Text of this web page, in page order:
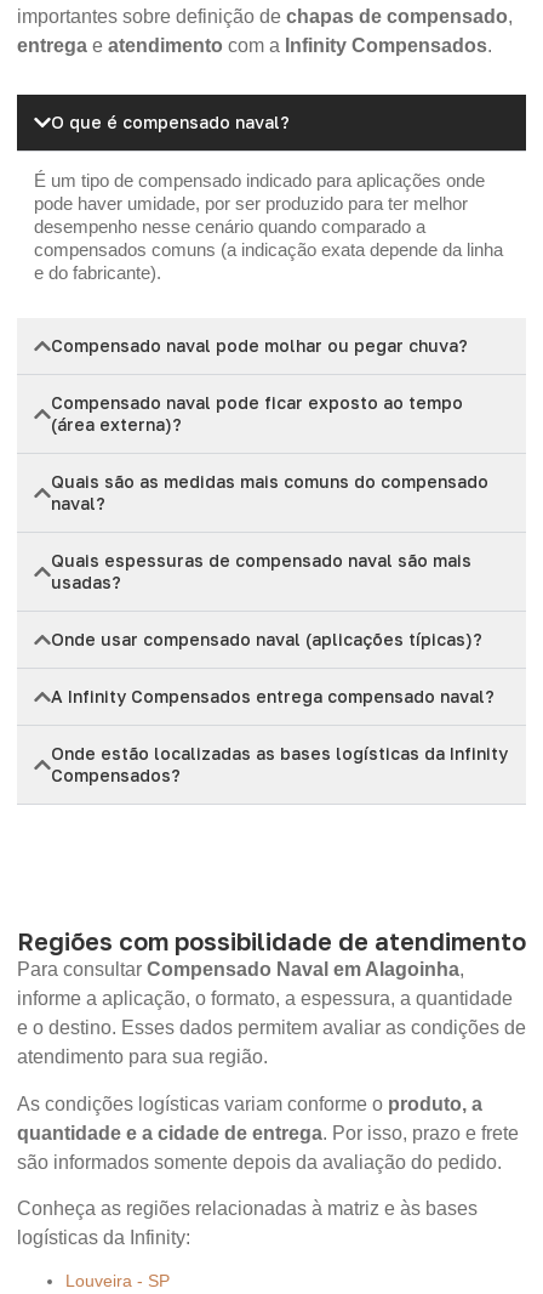
importantes sobre definição de chapas de compensado,
entrega e atendimento com a Infinity Compensados.
O que é compensado naval?
É um tipo de compensado indicado para aplicações onde
pode haver umidade, por ser produzido para ter melhor
desempenho nesse cenário quando comparado a
compensados comuns (a indicação exata depende da linha
e do fabricante).
Compensado naval pode molhar ou pegar chuva?
Compensado naval pode ficar exposto ao tempo
(área externa)?
Quais são as medidas mais comuns do compensado
naval?
Quais espessuras de compensado naval são mais
usadas?
Onde usar compensado naval (aplicações típicas)?
A Infinity Compensados entrega compensado naval?
Onde estão localizadas as bases logísticas da Infinity
Compensados?
Regiões com possibilidade de atendimento
Para consultar Compensado Naval em Alagoinha,
informe a aplicação, o formato, a espessura, a quantidade
e o destino. Esses dados permitem avaliar as condições de
atendimento para sua região.
As condições logísticas variam conforme o produto, a
quantidade e a cidade de entrega. Por isso, prazo e frete
são informados somente depois da avaliação do pedido.
Conheça as regiões relacionadas à matriz e às bases
logísticas da Infinity:
Louveira - SP